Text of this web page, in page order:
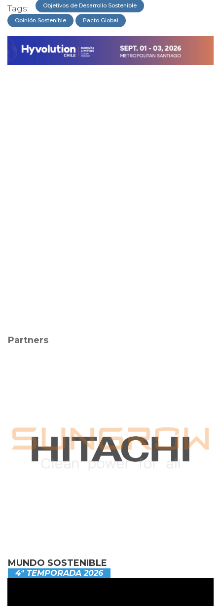
Tags: Objetivos de Desarrollo Sostenible
Opinión Sostenible Pacto Global
Partners
MUNDO SOSTENIBLE
4ª TEMPORADA 2026